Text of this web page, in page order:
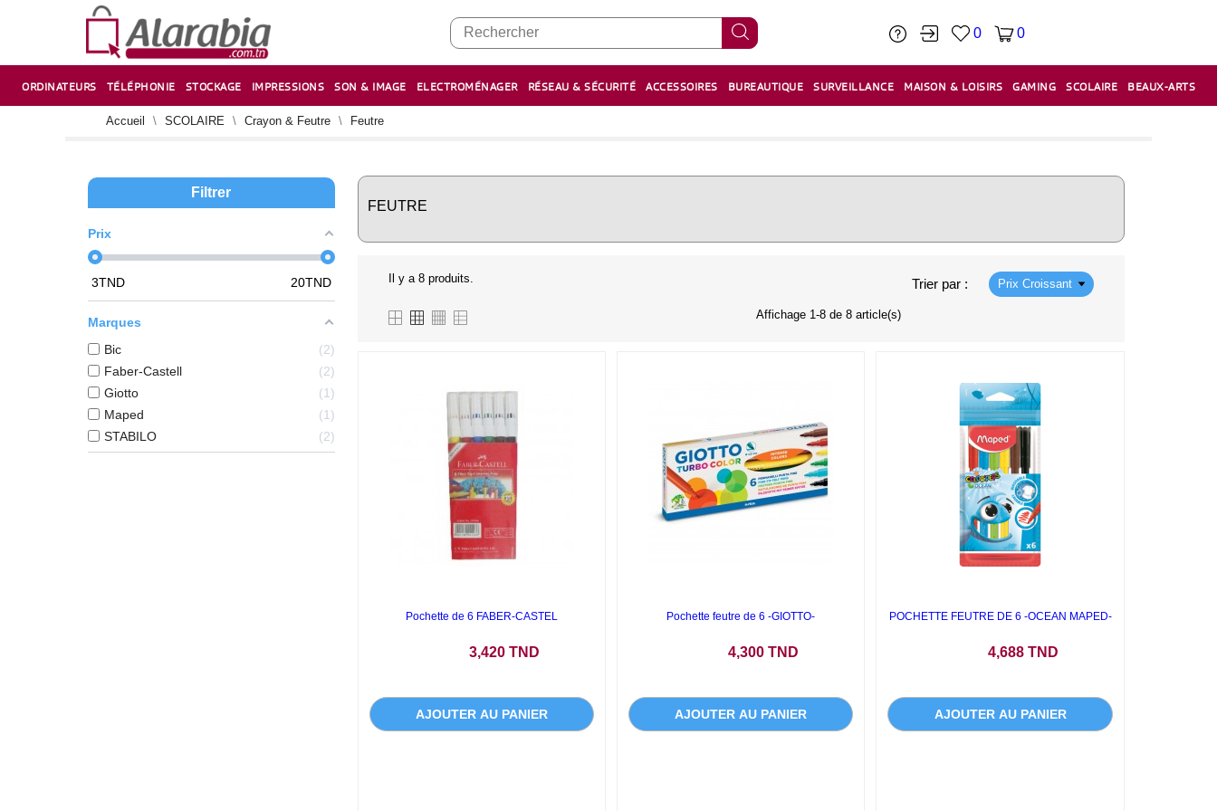
0 0
ORDINATEURS TÉLÉPHONIE STOCKAGE IMPRESSIONS SON & IMAGE ELECTROMÉNAGER RÉSEAU & SÉCURITÉ ACCESSOIRES BUREAUTIQUE SURVEILLANCE MAISON & LOISIRS GAMING SCOLAIRE BEAUX-ARTS
Accueil SCOLAIRE Crayon & Feutre Feutre
Filtrer
Prix
3TND 20TND
Marques
Bic
2
Faber-Castell
2
Giotto
1
Maped
1
STABILO
2
FEUTRE
Il y a 8 produits. Trier par : Prix Croissant
Affichage 1-8 de 8 article(s)
Pochette de 6 FABER-CASTEL
3,420 TND
AJOUTER AU PANIER
Pochette feutre de 6 -GIOTTO-
4,300 TND
AJOUTER AU PANIER
POCHETTE FEUTRE DE 6 -OCEAN MAPED-
4,688 TND
AJOUTER AU PANIER